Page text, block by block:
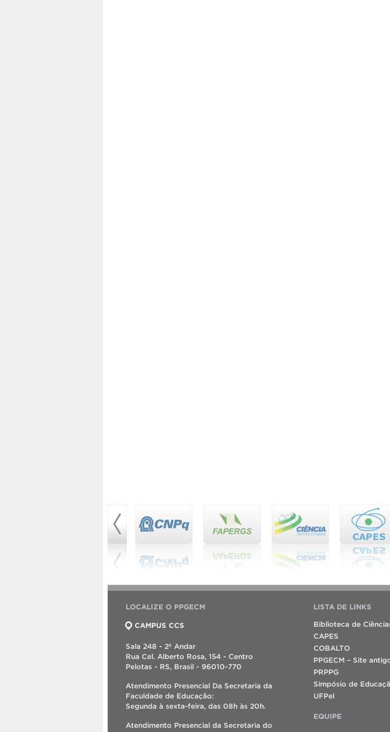
LOCALIZE O PPGECM
CAMPUS CCS
Sala 248 - 2º Andar
Rua Cel. Alberto Rosa, 154 - Centro
Pelotas - RS, Brasil - 96010-770
Atendimento Presencial Da Secretaria da
Faculdade de Educação:
Segunda à sexta-feira, das 08h às 20h.
Atendimento Presencial da Secretaria do
LISTA DE LINKS
Biblioteca de
CAPES
COBALTO
PPGECM – Site
PRPPG
Simpósio de
UFPel
EQUIPE